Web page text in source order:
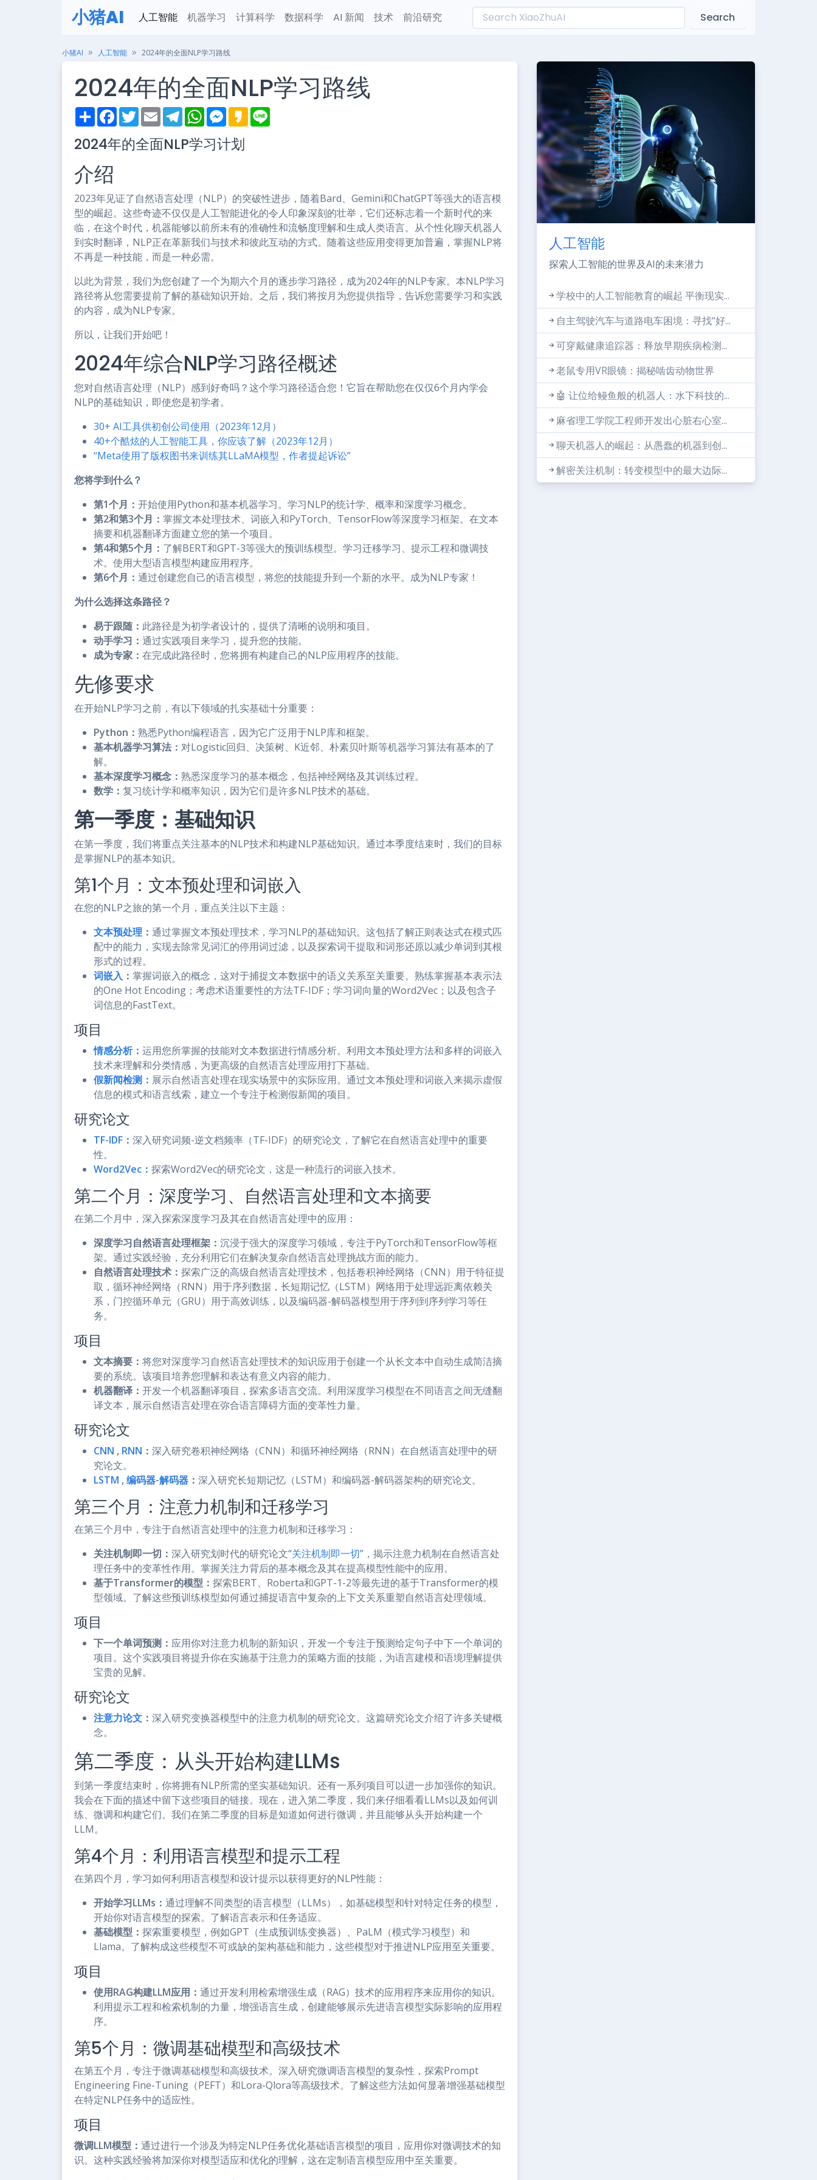
小猪AI 人工智能 机器学习 计算科学 数据科学 AI 新闻 技术 前沿研究 Search
小猪AI 人工智能 2024年的全面NLP学习路线
2024年的全面NLP学习路线
S
h
r
e
F
a
e
b
T
w
t
t
E
m
i
l
T
e
e
g
W
h
t
s
M
e
s
e
K
a
2024年的全面NLP学习计划
介绍
2023年见证了自然语言处理（NLP）的突破性进步，随着Bard、Gemini和ChatGPT等强大的语言模
型的崛起。这些奇迹不仅仅是人工智能进化的令人印象深刻的壮举，它们还标志着一个新时代的来
临，在这个时代，机器能够以前所未有的准确性和流畅度理解和生成人类语言。从个性化聊天机器人
到实时翻译，NLP正在革新我们与技术和彼此互动的方式。随着这些应用变得更加普遍，掌握NLP将
不再是一种技能，而是一种必需。
以此为背景，我们为您创建了一个为期六个月的逐步学习路径，成为2024年的NLP专家。本NLP学习
路径将从您需要提前了解的基础知识开始。之后，我们将按月为您提供指导，告诉您需要学习和实践
的内容，成为NLP专家。
所以，让我们开始吧！
2024年综合NLP学习路径概述
您对自然语言处理（NLP）感到好奇吗？这个学习路径适合您！它旨在帮助您在仅仅6个月内学会
NLP的基础知识，即使您是初学者。
30+ AI工具供初创公司使用（2023年12月）
40+个酷炫的人工智能工具，你应该了解（2023年12月）
“Meta使用了版权图书来训练其LLaMA模型，作者提起诉讼”
您将学到什么？
第1个月： 开始使用Python和基本机器学习。学习NLP的统计学、概率和深度学习概念。
第2和第3个月： 掌握文本处理技术、词嵌入和PyTorch、TensorFlow等深度学习框架。在文本
摘要和机器翻译方面建立您的第一个项目。
第4和第5个月： 了解BERT和GPT-3等强大的预训练模型。学习迁移学习、提示工程和微调技
术。使用大型语言模型构建应用程序。
第6个月： 通过创建您自己的语言模型，将您的技能提升到一个新的水平。成为NLP专家！
为什么选择这条路径？
易于跟随： 此路径是为初学者设计的，提供了清晰的说明和项目。
动手学习： 通过实践项目来学习，提升您的技能。
成为专家： 在完成此路径时，您将拥有构建自己的NLP应用程序的技能。
先修要求
在开始NLP学习之前，有以下领域的扎实基础十分重要：
Python： 熟悉Python编程语言，因为它广泛用于NLP库和框架。
基本机器学习算法： 对Logistic回归、决策树、K近邻、朴素贝叶斯等机器学习算法有基本的了
解。
基本深度学习概念： 熟悉深度学习的基本概念，包括神经网络及其训练过程。
数学： 复习统计学和概率知识，因为它们是许多NLP技术的基础。
第一季度：基础知识
在第一季度，我们将重点关注基本的NLP技术和构建NLP基础知识。通过本季度结束时，我们的目标
是掌握NLP的基本知识。
第1个月：文本预处理和词嵌入
在您的NLP之旅的第一个月，重点关注以下主题：
文本预处理 ： 通过掌握文本预处理技术，学习NLP的基础知识。这包括了解正则表达式在模式匹
配中的能力，实现去除常见词汇的停用词过滤，以及探索词干提取和词形还原以减少单词到其根
形式的过程。
词嵌入 ： 掌握词嵌入的概念，这对于捕捉文本数据中的语义关系至关重要。熟练掌握基本表示法
的One Hot Encoding；考虑术语重要性的方法TF-IDF；学习词向量的Word2Vec；以及包含子
词信息的FastText。
项目
情感分析： 运用您所掌握的技能对文本数据进行情感分析。利用文本预处理方法和多样的词嵌入
技术来理解和分类情感，为更高级的自然语言处理应用打下基础。
假新闻检测： 展示自然语言处理在现实场景中的实际应用。通过文本预处理和词嵌入来揭示虚假
信息的模式和语言线索，建立一个专注于检测假新闻的项目。
研究论文
TF-IDF： 深入研究词频-逆文档频率（TF-IDF）的研究论文，了解它在自然语言处理中的重要
性。
Word2Vec： 探索Word2Vec的研究论文，这是一种流行的词嵌入技术。
第二个月：深度学习、自然语言处理和文本摘要
在第二个月中，深入探索深度学习及其在自然语言处理中的应用：
深度学习自然语言处理框架： 沉浸于强大的深度学习领域，专注于PyTorch和TensorFlow等框
架。通过实践经验，充分利用它们在解决复杂自然语言处理挑战方面的能力。
自然语言处理技术： 探索广泛的高级自然语言处理技术，包括卷积神经网络（CNN）用于特征提
取，循环神经网络（RNN）用于序列数据，长短期记忆（LSTM）网络用于处理远距离依赖关
系，门控循环单元（GRU）用于高效训练，以及编码器-解码器模型用于序列到序列学习等任
务。
项目
文本摘要： 将您对深度学习自然语言处理技术的知识应用于创建一个从长文本中自动生成简洁摘
要的系统。该项目培养您理解和表达有意义内容的能力。
机器翻译： 开发一个机器翻译项目，探索多语言交流。利用深度学习模型在不同语言之间无缝翻
译文本，展示自然语言处理在弥合语言障碍方面的变革性力量。
研究论文
CNN , RNN ： 深入研究卷积神经网络（CNN）和循环神经网络（RNN）在自然语言处理中的研
究论文。
LSTM ,编码器-解码器 ： 深入研究长短期记忆（LSTM）和编码器-解码器架构的研究论文。
第三个月：注意力机制和迁移学习
在第三个月中，专注于自然语言处理中的注意力机制和迁移学习：
关注机制即一切： 深入研究划时代的研究论文“关注机制即一切”，揭示注意力机制在自然语言处
理任务中的变革性作用。掌握关注力背后的基本概念及其在提高模型性能中的应用。
基于Transformer的模型： 探索BERT、Roberta和GPT-1-2等最先进的基于Transformer的模
型领域。了解这些预训练模型如何通过捕捉语言中复杂的上下文关系重塑自然语言处理领域。
项目
下一个单词预测： 应用你对注意力机制的新知识，开发一个专注于预测给定句子中下一个单词的
项目。这个实践项目将提升你在实施基于注意力的策略方面的技能，为语言建模和语境理解提供
宝贵的见解。
研究论文
注意力论文 ： 深入研究变换器模型中的注意力机制的研究论文。这篇研究论文介绍了许多关键概
念。
第二季度：从头开始构建LLMs
到第一季度结束时，你将拥有NLP所需的坚实基础知识。还有一系列项目可以进一步加强你的知识。
我会在下面的描述中留下这些项目的链接。现在，进入第二季度，我们来仔细看看LLMs以及如何训
练、微调和构建它们。我们在第二季度的目标是知道如何进行微调，并且能够从头开始构建一个
LLM。
第4个月：利用语言模型和提示工程
在第四个月，学习如何利用语言模型和设计提示以获得更好的NLP性能：
开始学习LLMs： 通过理解不同类型的语言模型（LLMs），如基础模型和针对特定任务的模型，
开始你对语言模型的探索。了解语言表示和任务适应。
基础模型： 探索重要模型，例如GPT（生成预训练变换器）、PaLM（模式学习模型）和
Llama。了解构成这些模型不可或缺的架构基础和能力，这些模型对于推进NLP应用至关重要。
项目
使用RAG构建LLM应用： 通过开发利用检索增强生成（RAG）技术的应用程序来应用你的知识。
利用提示工程和检索机制的力量，增强语言生成，创建能够展示先进语言模型实际影响的应用程
序。
第5个月：微调基础模型和高级技术
在第五个月，专注于微调基础模型和高级技术。深入研究微调语言模型的复杂性，探索Prompt
Engineering Fine-Tuning（PEFT）和Lora-Qlora等高级技术。了解这些方法如何显著增强基础模型
在特定NLP任务中的适应性。
项目
微调LLM模型： 通过进行一个涉及为特定NLP任务优化基础语言模型的项目，应用你对微调技术的知
识。这种实践经验将加深你对模型适应和优化的理解，这在定制语言模型应用中至关重要。
人工智能
探索人工智能的世界及AI的未来潜力
学校中的人工智能教育的崛起 平衡现实...
自主驾驶汽车与道路电车困境：寻找“好...
可穿戴健康追踪器：释放早期疾病检测...
老鼠专用VR眼镜：揭秘啮齿动物世界
🤖 让位给鳗鱼般的机器人：水下科技的...
麻省理工学院工程师开发出心脏右心室...
聊天机器人的崛起：从愚蠢的机器到创...
解密关注机制：转变模型中的最大边际...